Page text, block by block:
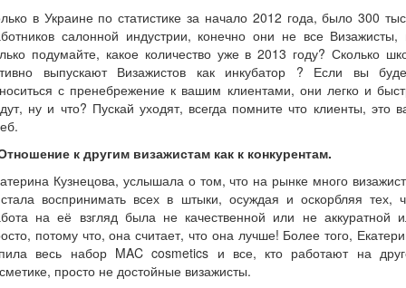
в Украине по статистике за начало 2012 года, было 300
салонной индустрии, конечно они не все Визажисты,
подумайте, какое количество уже в 2013 году? Сколько
выпускают Визажистов как инкубатор ? Если вы
с пренебрежение к вашим клиентами, они легко и
ну и что? Пускай уходят, всегда помните что клиенты, это
к другим визажистам как к конкурентам.
Кузнецова, услышала о том, что на рынке много
воспринимать всех в штыки, осуждая и оскорбляя тех,
на её взгляд была не качественной или не аккуратной
потому что, она считает, что она лучше! Более того,
весь набор MAC cosmetics и все, кто работают на
просто не достойные визажисты.